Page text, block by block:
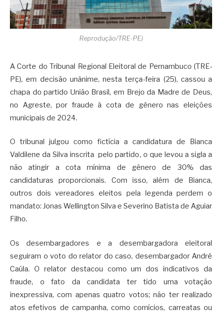
Reprodução/TRE-PE)
A Corte do Tribunal Regional Eleitoral de Pernambuco (TRE-
PE), em decisão unânime, nesta terça-feira (25), cassou a
chapa do partido União Brasil, em Brejo da Madre de Deus,
no Agreste, por fraude à cota de gênero nas eleições
municipais de 2024.
O tribunal julgou como fictícia a candidatura de Bianca
Valdilene da Silva inscrita pelo partido, o que levou a sigla a
não atingir a cota mínima de gênero de 30% das
candidaturas proporcionais. Com isso, além de Bianca,
outros dois vereadores eleitos pela legenda perdem o
mandato: Jonas Wellington Silva e Severino Batista de Aguiar
Filho.
Os desembargadores e a desembargadora eleitoral
seguiram o voto do relator do caso, desembargador André
Caúla. O relator destacou como um dos indicativos da
fraude, o fato da candidata ter tido uma votação
inexpressiva, com apenas quatro votos; não ter realizado
atos efetivos de campanha, como comícios, carreatas ou